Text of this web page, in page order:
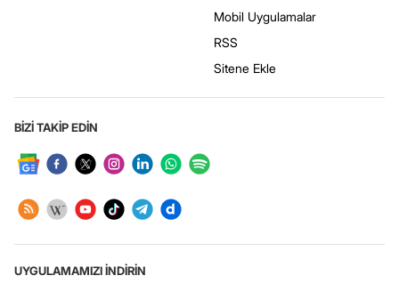
Mobil Uygulamalar
RSS
Sitene Ekle
BİZİ TAKİP EDİN
UYGULAMAMIZI İNDİRİN